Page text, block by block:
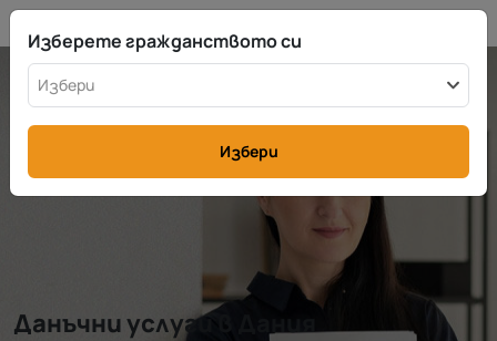
Данъчни услуги в Дания
Изберете гражданството си
Избери
Избери